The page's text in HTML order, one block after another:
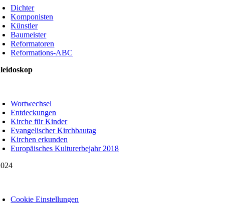
Dichter
Komponisten
Künstler
Baumeister
Reformatoren
Reformations-ABC
Wortwechsel
Entdeckungen
Kirche für Kinder
Evangelischer Kirchbautag
Kirchen erkunden
Europäisches Kulturerbejahr 2018
Cookie Einstellungen